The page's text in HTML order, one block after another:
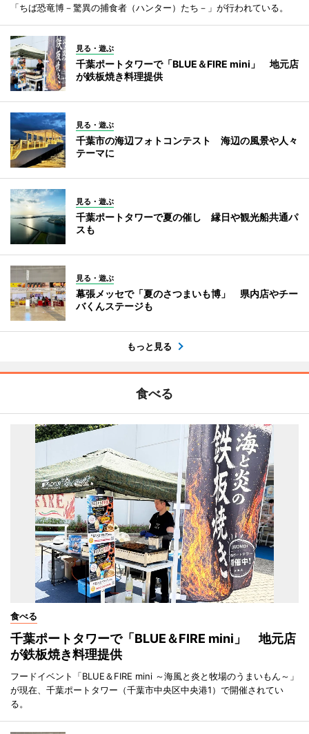
「ちば恐竜博－驚異の捕食者（ハンター）たち－」が行われている。
見る・遊ぶ
千葉ポートタワーで「BLUE＆FIRE mini」 地元店
が鉄板焼き料理提供
見る・遊ぶ
千葉市の海辺フォトコンテスト 海辺の風景や人々
テーマに
見る・遊ぶ
千葉ポートタワーで夏の催し 縁日や観光船共通パ
スも
見る・遊ぶ
幕張メッセで「夏のさつまいも博」 県内店やチー
バくんステージも
もっと見る
食べる
食べる
千葉ポートタワーで「BLUE＆FIRE mini」 地元店
が鉄板焼き料理提供
フードイベント「BLUE＆FIRE mini ～海風と炎と牧場のうまいもん～」
が現在、千葉ポートタワー（千葉市中央区中央港1）で開催されてい
る。